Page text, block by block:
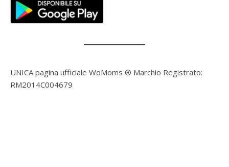
UNICA pagina ufficiale WoMoms ® Marchio Registrato:
RM2014C004679